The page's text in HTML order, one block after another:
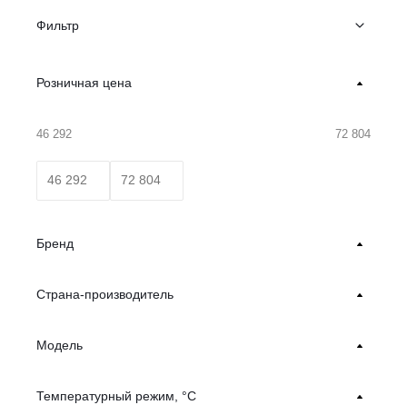
Фильтр
Розничная цена
46 292 72 804
Бренд
Страна-производитель
Модель
Температурный режим, °С